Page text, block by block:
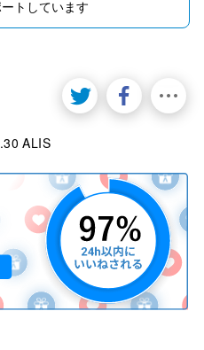
トしています
ALIS